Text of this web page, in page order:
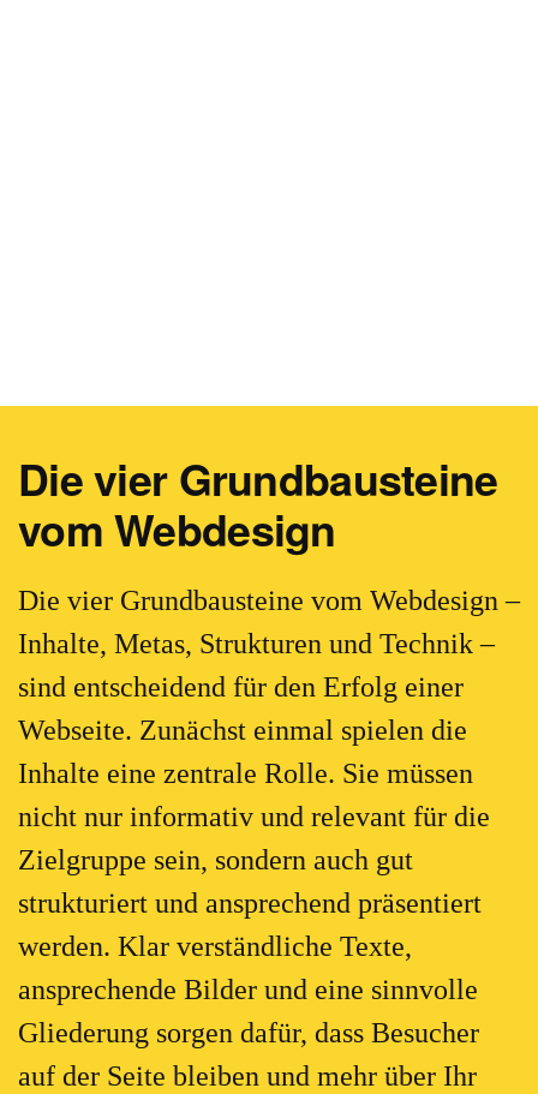
Die vier Grundbausteine
vom Webdesign
Die vier Grundbausteine vom Webdesign –
Inhalte, Metas, Strukturen und Technik –
sind entscheidend für den Erfolg einer
Webseite. Zunächst einmal spielen die
Inhalte eine zentrale Rolle. Sie müssen
nicht nur informativ und relevant für die
Zielgruppe sein, sondern auch gut
strukturiert und ansprechend präsentiert
werden. Klar verständliche Texte,
ansprechende Bilder und eine sinnvolle
Gliederung sorgen dafür, dass Besucher
auf der Seite bleiben und mehr über Ihr